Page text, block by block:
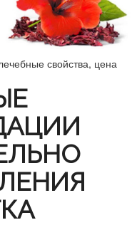
свойства, цена